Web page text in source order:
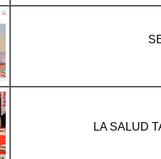
LA SALUD